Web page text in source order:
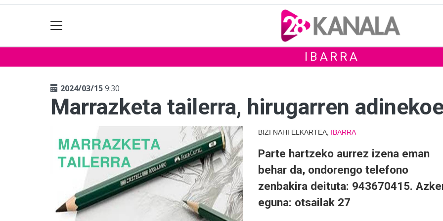
IBARRA
2024/03/159:30
Marrazketa tailerra, hirugarren
BIZI NAHI ELKARTEA, IBARRA
Parte hartzeko aurrez izena eman
behar da, ondorengo telefono
zenbakira deituta: 943670415.
eguna: otsailak 27